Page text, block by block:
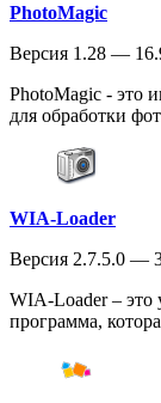
PhotoMagic
Версия 1.28 —
PhotoMagic - это
для обработки
WIA-Loader
Версия 2.7.5.0 —
WIA-Loader – это
программа,